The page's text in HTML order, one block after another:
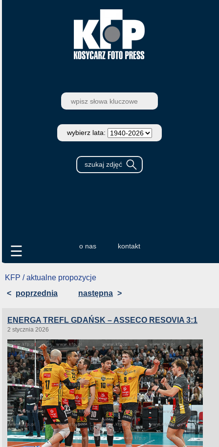
wybierz lata:
o nas kontakt
☰
KFP / aktualne propozycje
< poprzednia następna >
ENERGA TREFL GDAŃSK – ASSECO RESOVIA 3:1
2 stycznia 2026